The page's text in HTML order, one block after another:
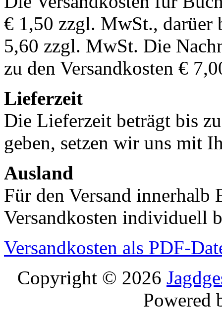
€ 1,50 zzgl. MwSt., darüer
5,60 zzgl. MwSt. Die
zu den Versandkosten €
Lieferzeit
Die Lieferzeit beträgt bis
geben, setzen wir uns mit
Ausland
Für den Versand innerhalb
Versandkosten individuell
Versandkosten als PDF-
Copyright © 2026
Powered